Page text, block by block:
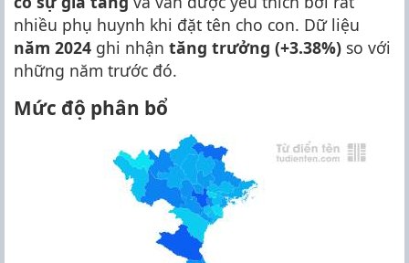
nhiều phụ huynh khi đặt tên cho con. Dữ liệu
năm 2024 ghi nhận tăng trưởng (+3.38%) so với
những năm trước đó.
Mức độ phân bổ